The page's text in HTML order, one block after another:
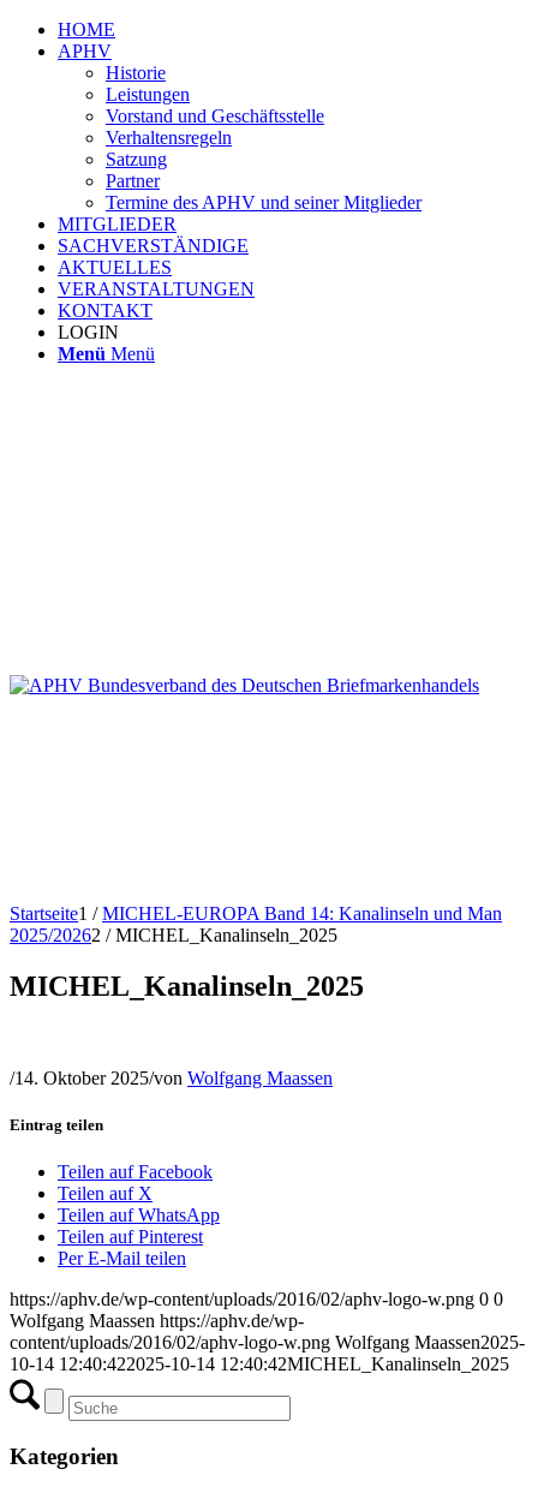
HOME
APHV
Historie
Leistungen
Vorstand und Geschäftsstelle
Verhaltensregeln
Satzung
Partner
Termine des APHV und seiner Mitglieder
MITGLIEDER
SACHVERSTÄNDIGE
AKTUELLES
VERANSTALTUNGEN
KONTAKT
LOGIN
Menü Menü
Startseite1 / MICHEL-EUROPA Band 14: Kanalinseln und Man
2025/20262 / MICHEL_Kanalinseln_2025
MICHEL_Kanalinseln_2025
/14. Oktober 2025/von Wolfgang Maassen
Eintrag teilen
Teilen auf Facebook
Teilen auf X
Teilen auf WhatsApp
Teilen auf Pinterest
Per E-Mail teilen
https://aphv.de/wp-content/uploads/2016/02/aphv-logo-w.png 0 0
Wolfgang Maassen https://aphv.de/wp-
content/uploads/2016/02/aphv-logo-w.png Wolfgang Maassen2025-
10-14 12:40:422025-10-14 12:40:42MICHEL_Kanalinseln_2025
Kategorien